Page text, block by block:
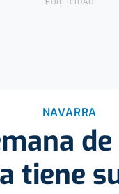
NAVARRA
tiene